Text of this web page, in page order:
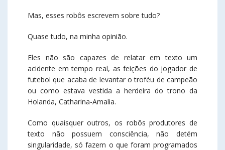
Mas, esses robôs escrevem sobre tudo?
Quase tudo, na minha opinião.
Eles não são capazes de relatar em texto um
acidente em tempo real, as feições do jogador de
futebol que acaba de levantar o troféu de campeão
ou como estava vestida a herdeira do trono da
Holanda, Catharina-Amalia.
Como quaisquer outros, os robôs produtores de
texto não possuem consciência, não detém
singularidade, só fazem o que foram programados